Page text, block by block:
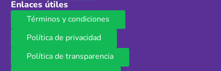
Enlaces útiles
Términos y condiciones
Política de privacidad
Política de transparencia